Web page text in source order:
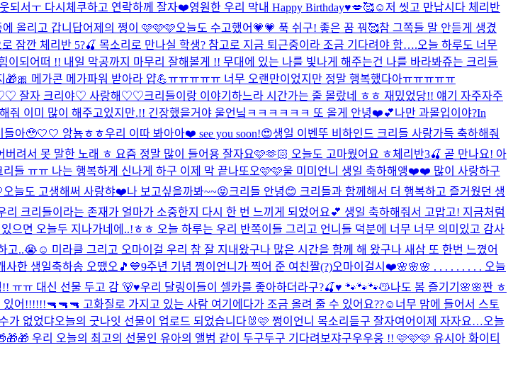
되서ㅜ 다시체쿠하고 연락하께 잘자❤️영원한 우리 막내 Happy Birthday♥️💋🥰☺️저 씻고 만납시다 체리반
에 올리고 갑니답어제의 쩡이 🩷🩷🩷오늘도 수고했어💗💗 푹 쉬구! 좋은 꿈 꿔🥰참 그쪽들 말 안듣게 생겼
잠깐 체리반 5?🍒 목소리로 만나실 학생? 참고로 지금 퇴근중이라 조금 기다려야 함….오늘 하루도 너무
되어떠 !! 내일 막공까지 마무리 잘해볼게 !! 무대에 있는 나를 빛나게 해주는건 나를 바라봐쥬는 크리들
🎁🎀 메가콘 메가파워 받아라 얍💪ㅠㅠㅠㅠㅠ 너무 오랜만이었지만 정말 행복했다아ㅠㅠㅠㅠㅠ
자 크리야♡ 사랑해♡♡크리들이랑 이야기하느라 시간가는 줄 몰랐네 ㅎㅎ 재밌었당!! 얘기 자주자주
줘 이미 많이 해주고있지만.!! 긴장했을거야 울언닠ㅋㅋㅋㅋㅋㅋ 또 올게 안녕❤️💕나만 과몰입이야?In
들아🥹🤍🤍 앙뇽ㅎㅎ우리 이따 봐아아❤️ see you soon!😍생일 이벤뚜 비하인드 크리들 사랑가득 축하해줘
버려서 못 말한 노래 ㅎ 요즘 정말 많이 들어용 잘자요🩷🫶🏻 오늘도 고마웠어요 ㅎ체리반3🍒 곧 만나요! 아
들 ㅠㅠ 나는 행복하게 신나게 하구 이제 막 끝나또오🩷🩷울 미미언니 생일 축하해앵❤️❤️ 많이 사랑하구
오늘도 고생해써 사랑햐❤️나 보고싶을까봐~~😝크리들 안녕😊 크리들과 함께해서 더 행복하고 즐거웠던 생
크리들이라는 존재가 얼마가 소중한지 다시 한 번 느끼게 되었어요💕 생일 축하해줘서 고맙고! 지금처럼
으면 오늘두 지나가네에..!ㅎㅎ 오늘 하루는 우리 반쪽이들 그리고 언니들 덕분에 너무 너무 의미있고 감사
..😭☺️ 미라클 그리고 오마이걸 우리 참 잘 지내왔구나 많은 시간을 함께 해 왔구나 새삼 또 한번 느꼈어
사한 생일축하송 오땠오🎵💙9주년 기념 쩡이언니가 찍어 준 여친짤(?)오마이걸시❤️🌸🌸🌸 . . . . . . . . . 오늘
ㅠㅠ 대신 선물 두고 감 🐻♥️우리 달링이들이 셀카를 좋아하더라구?🍒♥️ 🐾🐾🐾😽나도 봄 즐기기🌸🌸짠 ㅎ
있어!!!!!!🔫🔫🔫 고화질로 가지고 있는 사람 여기에다가 조금 올려 줄 수 있어요??☺️너무 맘에 들어서 스토
가 없었댜오늘의 굿나잇 선물이 업로드 되었습니다🐰🩷 쩡이언니 목소리듣구 잘자여어 이제 자자요…오늘
우리 오늘의 최고의 선물인 유아의 앨범 같이 두구두구 기다려보쟈구우우웅 !! 🩷🩷🩷 유시아 화이티